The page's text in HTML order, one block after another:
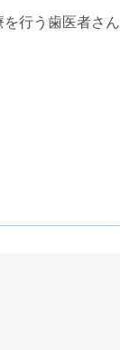
行う歯医者さん